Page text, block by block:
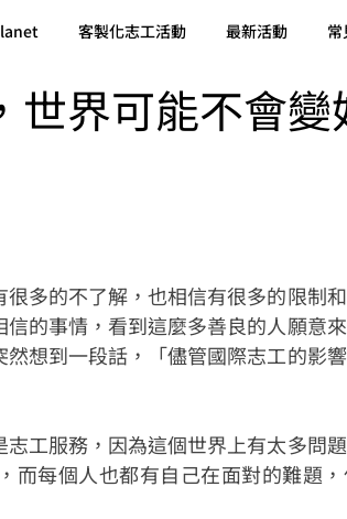
客製化志工活動 最新活動 常
世界可能不會
多的不了解，也相信有很多的限制
的事情，看到這麼多善良的人願意
想到一段話，「儘管國際志工的影
工服務，因為這個世界上有太多問
而每個人也都有自己在面對的難題